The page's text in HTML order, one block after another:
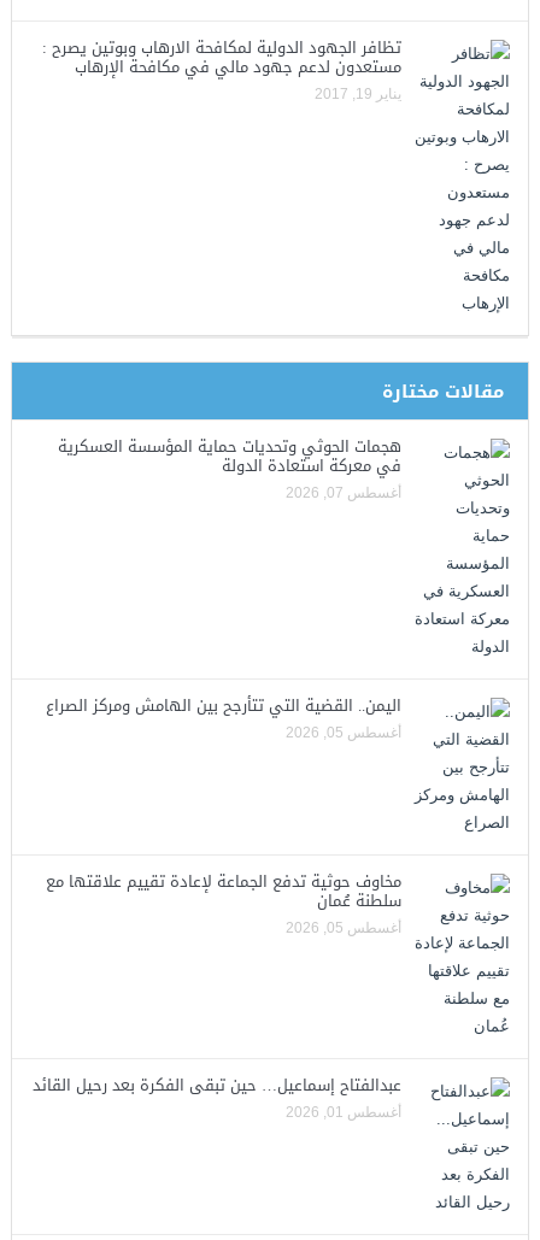
تظافر الجهود الدولية لمكافحة الارهاب وبوتين يصرح :
مستعدون لدعم جهود مالي في مكافحة الإرهاب
يناير 19, 2017
مقالات مختارة
هجمات الحوثي وتحديات حماية المؤسسة العسكرية
في معركة استعادة الدولة
أغسطس 07, 2026
اليمن.. القضية التي تتأرجح بين الهامش ومركز الصراع
أغسطس 05, 2026
مخاوف حوثية تدفع الجماعة لإعادة تقييم علاقتها مع
سلطنة عُمان
أغسطس 05, 2026
عبدالفتاح إسماعيل… حين تبقى الفكرة بعد رحيل القائد
أغسطس 01, 2026